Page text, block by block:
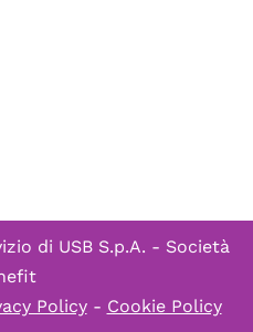
di USB S.p.A. - Società
Policy- Cookie Policy